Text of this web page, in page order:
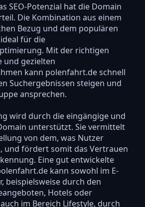
SEO-Potenzial hat die Domain
Die Kombination aus einem
Bezug und dem populären
für die
Mit der richtigen
und gezielten
kann polenfahrt.de schnell
Suchergebnissen steigen und
ansprechen.
wird durch die eingängige und
unterstützt. Sie vermittelt
von dem, was Nutzer
und fördert somit das Vertrauen
Eine gut entwickelte
kann sowohl im E-
beispielsweise durch den
Hotels oder
im Bereich Lifestyle, durch